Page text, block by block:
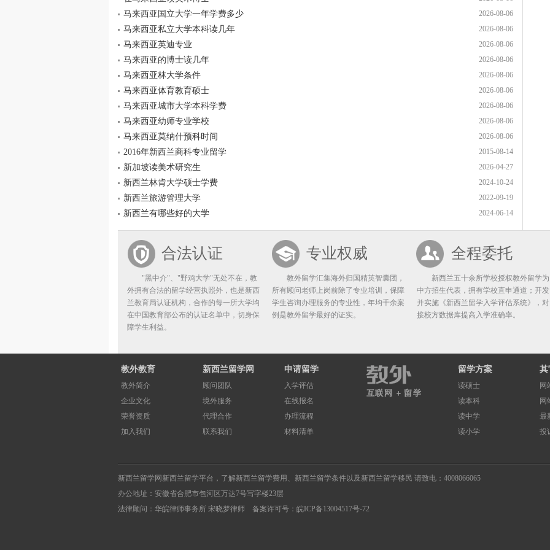
2026-08-06
马来西亚国立大学一年学费多少
2026-08-06
马来西亚私立大学本科读几年
2026-08-06
马来西亚英迪专业
2026-08-06
马来西亚的博士读几年
2026-08-06
马来西亚林大学条件
2026-08-06
马来西亚体育教育硕士
2026-08-06
马来西亚城市大学本科学费
2026-08-06
马来西亚幼师专业学校
2026-08-06
马来西亚莫纳什预科时间
2015-08-14
2016年新西兰商科专业留学
2026-04-27
新加坡读美术研究生
2024-10-24
新西兰林肯大学硕士学费
2022-09-19
新西兰旅游管理大学
2024-06-14
新西兰有哪些好的大学
合法认证
"黑中介"、"野鸡大学"无处不在，教
外拥有合法的留学经营执照外，也是新西
兰教育局认证机构，合作的每一所大学均
在中国教育部公布的认证名单中，切身保
障学生利益。
专业权威
教外留学汇集海外归国精英智囊团，
所有顾问老师上岗前除了专业培训，保障
学生咨询办理服务的专业性，年均千余案
例是教外留学最好的证实。
全程委托
新西兰五十余所学校授权教外留学为
中方招生代表，拥有学校直申通道；开发
并实施《新西兰留学入学评估系统》，对
接校方数据库提高入学准确率。
教外教育
教外简介
企业文化
荣誉资质
加入我们
新西兰留学网
顾问团队
境外服务
代理合作
联系我们
申请留学
入学评估
在线报名
办理流程
材料清单
留学方案
读硕士
读本科
读中学
读小学
其
网
网
最
投
新西兰留学网 新西兰留学平台，了解新西兰留学费用 、 新西兰留学条件以及 新西兰留学移民 请致电：4008066065
办公地址：安徽省合肥市包河区万达7号写字楼23层
法律顾问：华皖律师事务所 宋晓梦律师 备案许可号： 皖ICP备13004517号-72